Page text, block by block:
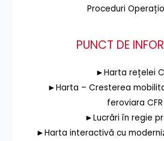
Proceduri
PUNCT DE
►Harta rețelei
►Harta – Cresterea
feroviara CFR
►Lucrări în regie
►Harta interactivă cu